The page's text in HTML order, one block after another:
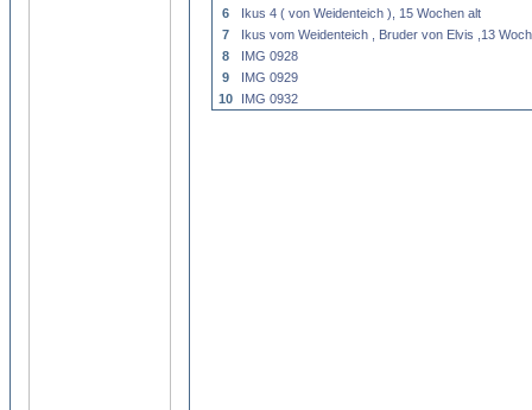
6
Ikus 4 ( von Weidenteich ), 15 Wochen alt
7
Ikus vom Weidenteich , Bruder von Elvis ,13
8
IMG 0928
9
IMG 0929
10
IMG 0932